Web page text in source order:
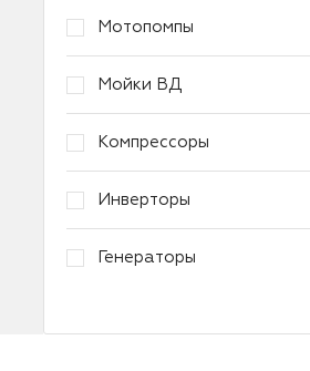
Мотопомпы
Мойки ВД
Компрессоры
Инверторы
Генераторы